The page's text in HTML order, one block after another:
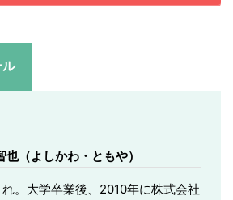
也（よしかわ・ともや）
。大学卒業後、2010年に株式会社